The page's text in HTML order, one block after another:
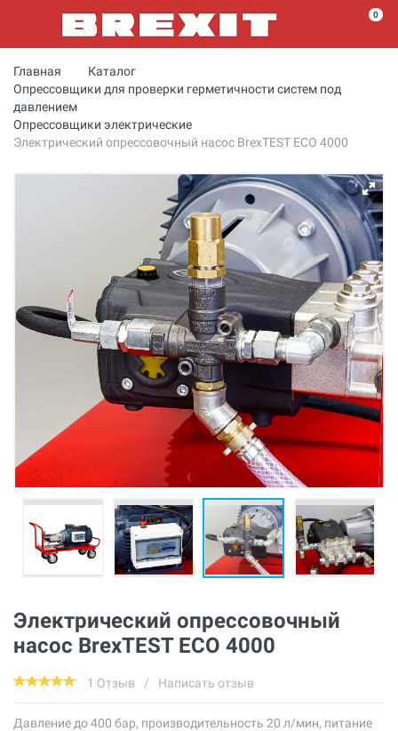
0
Главная
Каталог
Опрессовщики для проверки герметичности систем под
давлением
Опрессовщики электрические
Электрический опрессовочный насос BrexTEST ECO 4000
Электрический опрессовочный
насос BrexTEST ECO 4000
1 Отзыв / Написать отзыв
Давление до 400 бар, производительность 20 л/мин, питание